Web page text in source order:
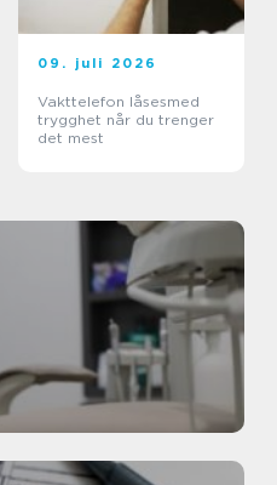
09. juli 2026
Vakttelefon låsesmed
trygghet når du trenger
det mest